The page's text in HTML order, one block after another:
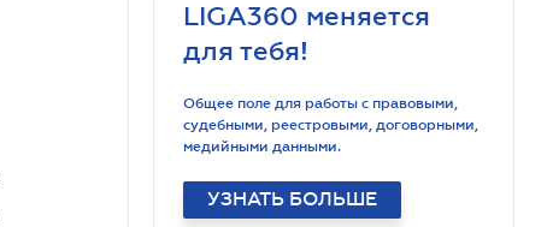
LIGA360 меняется
для тебя!
Общее поле для работы с правовыми,
судебными, реестровыми, договорными,
медийными данными.
УЗНАТЬ БОЛЬШЕ